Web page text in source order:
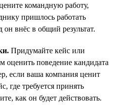
командную работу,
пришлось работать
внёс в общий результат.
Придумайте кейс или
оценить поведение кандидата
если ваша компания ценит
где требуется принять
как он будет действовать.